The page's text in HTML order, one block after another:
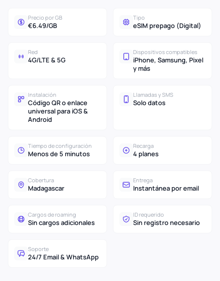
Precio por GB
€6.49/GB
Tipo
eSIM prepago (Digital)
Red
4G/LTE & 5G
Dispositivos compatibles
iPhone, Samsung, Pixel
y más
Instalación
Código QR o enlace
universal para iOS &
Android
Llamadas y SMS
Solo datos
Tiempo de configuración
Menos de 5 minutos
Recarga
4 planes
Cobertura
Madagascar
Entrega
Instantánea por email
Cargos de roaming
Sin cargos adicionales
ID requerido
Sin registro necesario
Soporte
24/7 Email & WhatsApp